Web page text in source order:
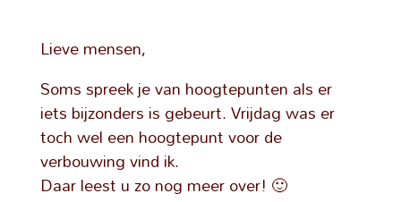
Lieve mensen,
Soms spreek je van hoogtepunten als er
iets bijzonders is gebeurt. Vrijdag was er
toch wel een hoogtepunt voor de
verbouwing vind ik.
Daar leest u zo nog meer over! 🙂